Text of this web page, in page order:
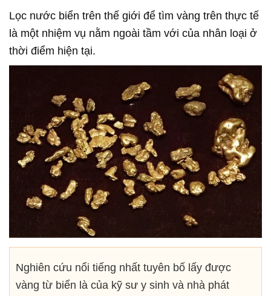
Lọc nước biển trên thế giới để tìm vàng trên thực tế
là một nhiệm vụ nằm ngoài tầm với của nhân loại ở
thời điểm hiện tại.
Nghiên cứu nổi tiếng nhất tuyên bố lấy được
vàng từ biển là của kỹ sư y sinh và nhà phát